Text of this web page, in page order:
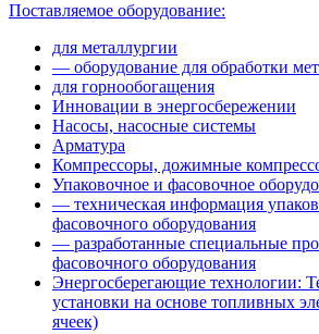
Поставляемое оборудование:
для металлургии
— оборудование для обработки
для горнообогащения
Инновации в энергосбережении
Насосы, насосные системы
Арматура
Компрессоры, дожимные
Упаковочное и фасовочное
— техническая информация
фасовочного оборудования
— разработанные специальные
фасовочного оборудования
Энергосберегающие технологии:
установки на основе топливных
ячеек)